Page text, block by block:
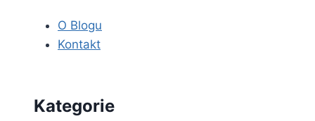
O Blogu
Kontakt
Kategorie